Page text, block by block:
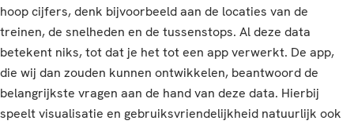
hoop cijfers, denk bijvoorbeeld aan de locaties van de
treinen, de snelheden en de tussenstops. Al deze data
betekent niks, tot dat je het tot een app verwerkt. De app,
die wij dan zouden kunnen ontwikkelen, beantwoord de
belangrijkste vragen aan de hand van deze data. Hierbij
speelt visualisatie en gebruiksvriendelijkheid natuurlijk ook